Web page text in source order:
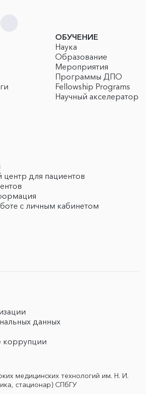
ОБУЧЕНИЕ
Наука
Образование
Мероприятия
Программы ДПО
Fellowship Programs
Научный акселератор
для пациентов
с личным кабинетом
данных
коррупции
медицинских технологий им. Н. И.
стационар) СПбГУ